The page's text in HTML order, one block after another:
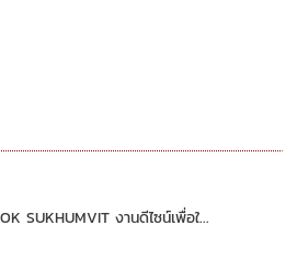
SUKHUMVIT งานดีไซน์เพื่อใ...